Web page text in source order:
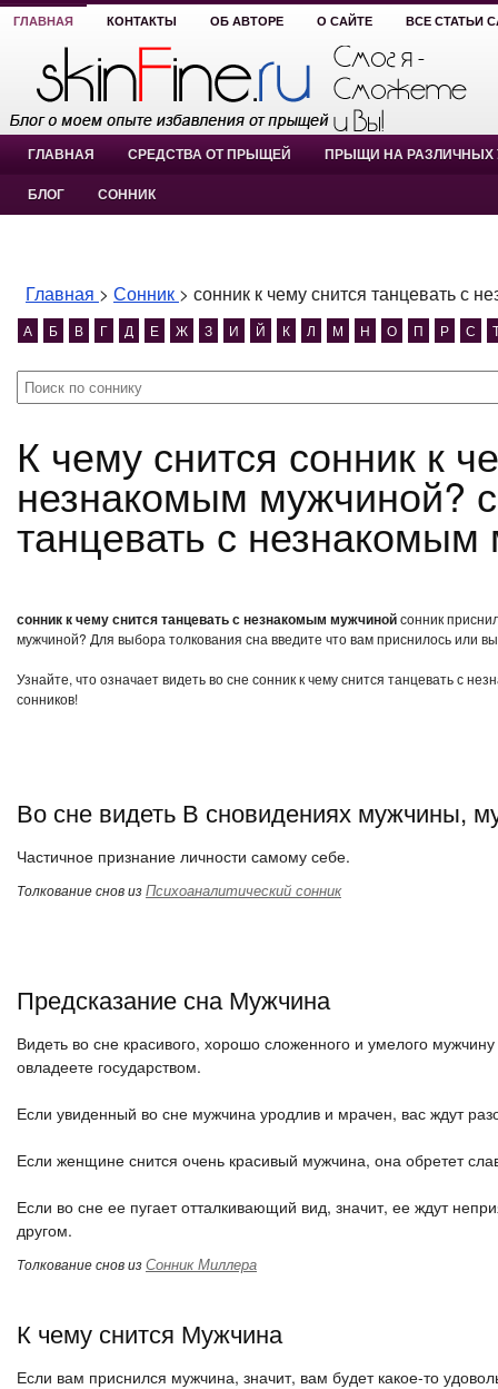
ГЛАВНАЯ КОНТАКТЫ ОБ АВТОРЕ О САЙТЕ ВСЕ СТАТЬИ
ГЛАВНАЯ СРЕДСТВА ОТ ПРЫЩЕЙ ПРЫЩИ НА РАЗЛИЧНЫХ
БЛОГ СОННИК
Главная > Сонник > сонник к чему снится танцевать с
А Б В Г Д Е Ж З И Й К Л М Н О П Р С
К чему снится сонник к чему снится танцевать с
незнакомым мужчиной?
танцевать с
сонник к чему снится танцевать с незнакомым мужчинойсонник
мужчиной? Для выбора толкования сна введите что вам приснилось или
Узнайте, что означает видеть во сне сонник к чему снится танцевать с
сонников!
Во сне видеть В сновидениях мужчины,
Частичное признание личности самому себе.
Толкование снов изПсихоаналитический сонник
Предсказание сна Мужчина
Видеть во сне красивого, хорошо сложенного и умелого
овладеете государством.
Если увиденный во сне мужчина уродлив и мрачен, вас ждут
Если женщине снится очень красивый мужчина, она обретет
Если во сне ее пугает отталкивающий вид, значит, ее ждут
другом.
Толкование снов изСонник Миллера
К чему снится Мужчина
Если вам приснился мужчина, значит, вам будет какое-то